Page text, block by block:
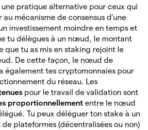
une pratique alternative pour ceux qui
mécanisme de consensus d’une
investissement moindre en temps et
tu délègues à un nœud, le montant
que tu as mis en staking rejoint le
De cette façon, le nœud de
également tes cryptomonnaies pour
du réseau. Les
pour le travail de validation sont
proportionnellement entre le nœud
Tu peux déléguer ton stake à un
plateformes (décentralisées ou non)